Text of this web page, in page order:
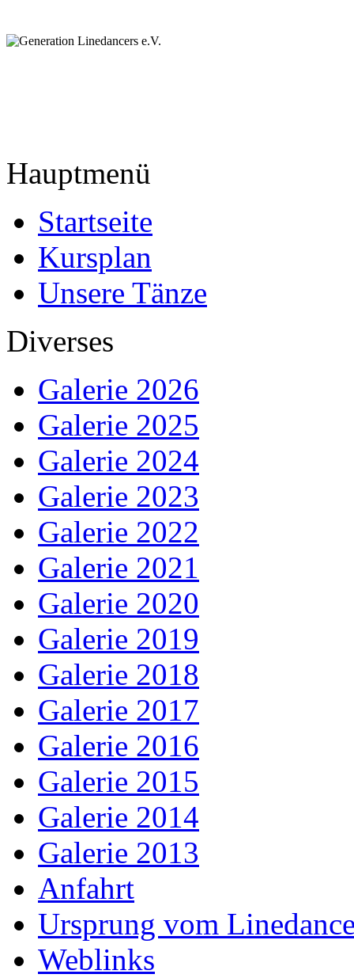
Hauptmenü
Startseite
Kursplan
Unsere Tänze
Diverses
Galerie 2026
Galerie 2025
Galerie 2024
Galerie 2023
Galerie 2022
Galerie 2021
Galerie 2020
Galerie 2019
Galerie 2018
Galerie 2017
Galerie 2016
Galerie 2015
Galerie 2014
Galerie 2013
Anfahrt
Ursprung vom
Weblinks